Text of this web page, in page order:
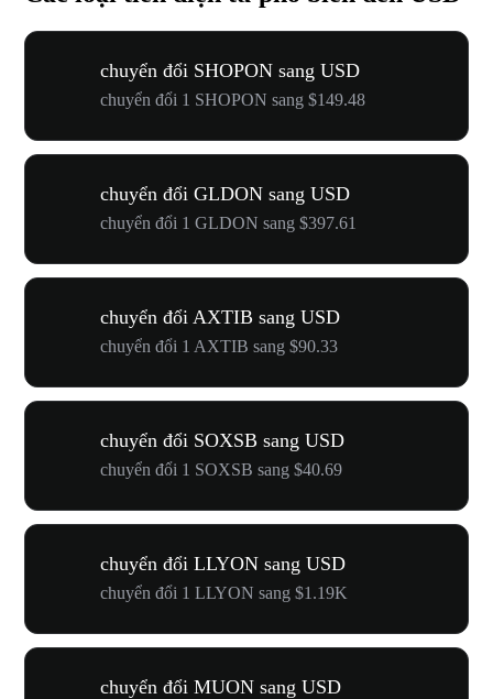
chuyển đổi SHOPON sang USD
chuyển đổi 1 SHOPON sang $149.48
chuyển đổi GLDON sang USD
chuyển đổi 1 GLDON sang $397.61
chuyển đổi AXTIB sang USD
chuyển đổi 1 AXTIB sang $90.33
chuyển đổi SOXSB sang USD
chuyển đổi 1 SOXSB sang $40.69
chuyển đổi LLYON sang USD
chuyển đổi 1 LLYON sang $1.19K
chuyển đổi MUON sang USD